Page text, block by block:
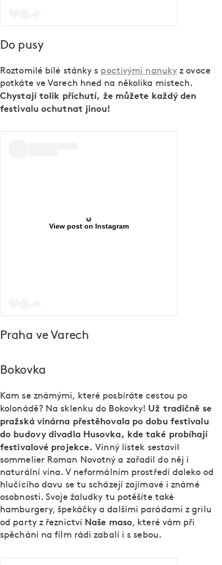
Do pusy
Roztomilé bílé stánky s poctivými nanuky z ovoce
potkáte ve Varech hned na několika místech.
Chystají tolik příchutí, že můžete každý den
festivalu ochutnat jinou!
View post on Instagram
Praha ve Varech
Bokovka
Kam se známými, které posbíráte cestou po
kolonádě? Na sklenku do Bokovky! Už tradičně se
pražská vinárna přestěhovala po dobu festivalu
do budovy divadla Husovka, kde také probíhají
festivalové projekce.Vinný lístek sestavil
sommelier Roman Novotný a zařadil do něj i
naturální vína. V neformálním prostředí daleko od
hlučícího davu se tu scházejí zajímavé i známé
osobnosti. Svoje žaludky tu potěšíte také
hamburgery, špekáčky a dalšími parádami z grilu
od party z řeznictví Naše maso, které vám při
spěchání na film rádi zabalí i s sebou.